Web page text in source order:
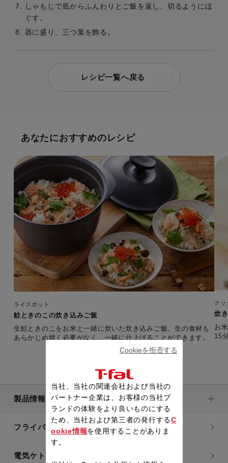
しゃもじで底からふんわりとご飯を返し、切るようにほ
ぐす。
器に盛り、三つ葉を飾る。
レシピ一覧へ戻る
あなたにおすすめのレシピ
ライスポット
鮭ときのこの炊き込みご飯
生鮭ときのこをお米と一緒に炊いた炊き込みご飯。生の食材も
あらかじめ焼く必要がなく、一緒に仕上げることができます。
クッ
炊
お米
15
製品情報
フライパン・鍋
電気ケトル
当社、当社の関連会社および当社の
パートナー企業は、お客様の当社ブ
ランドの体験をより良いものにする
ため、当社および第三者の発行するC
ookie情報を使用することがありま
す。
Cookieを拒否する